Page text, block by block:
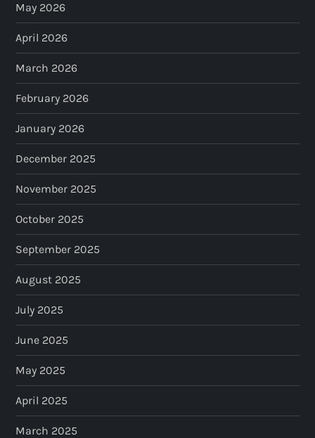
May 2026
April 2026
March 2026
February 2026
January 2026
December 2025
November 2025
October 2025
September 2025
August 2025
July 2025
June 2025
May 2025
April 2025
March 2025